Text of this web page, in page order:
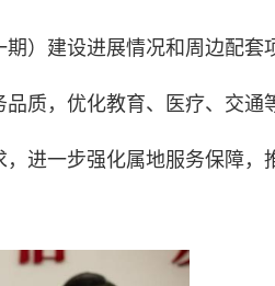
）建设进展情况和周边配套
质，优化教育、医疗、交通
进一步强化属地服务保障，